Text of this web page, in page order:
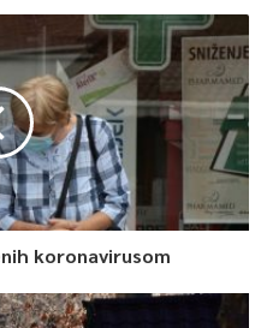
koronavirusom